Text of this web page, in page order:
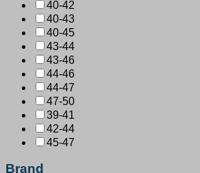
40-42
40-43
40-45
43-44
43-46
44-46
44-47
47-50
39-41
42-44
45-47
Brand